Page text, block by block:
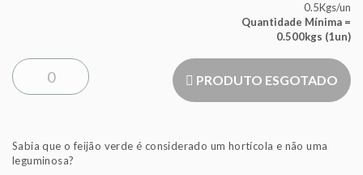
0.5Kgs/un
Quantidade Mínima =
0.500kgs (1un)
PRODUTO ESGOTADO
Sabia que o feijão verde é considerado um hortícola e não uma
leguminosa?